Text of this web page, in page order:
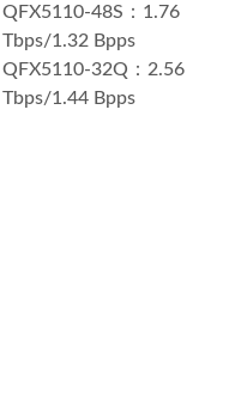
QFX5110-48S：1.76
Tbps/1.32 Bpps
QFX5110-32Q：2.56
Tbps/1.44 Bpps